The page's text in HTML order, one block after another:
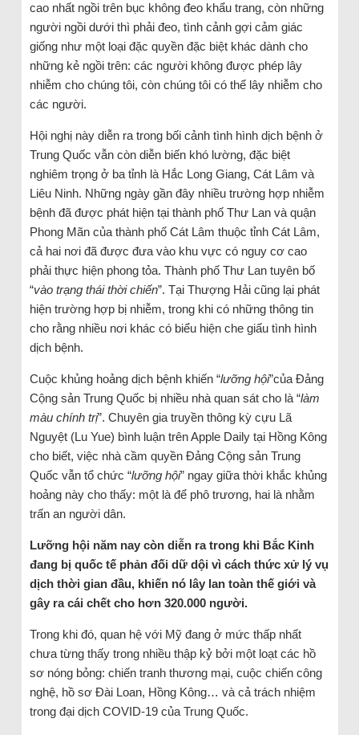
cao nhất ngồi trên bục không đeo khẩu trang, còn những
người ngồi dưới thì phải đeo, tình cảnh gợi cảm giác
giống như một loại đặc quyền đặc biệt khác dành cho
những kẻ ngồi trên: các người không được phép lây
nhiễm cho chúng tôi, còn chúng tôi có thể lây nhiễm cho
các người.
Hội nghị này diễn ra trong bối cảnh tình hình dịch bệnh ở
Trung Quốc vẫn còn diễn biến khó lường, đặc biệt
nghiêm trọng ở ba tỉnh là Hắc Long Giang, Cát Lâm và
Liêu Ninh. Những ngày gần đây nhiều trường hợp nhiễm
bệnh đã được phát hiện tại thành phố Thư Lan và quận
Phong Mãn của thành phố Cát Lâm thuộc tỉnh Cát Lâm,
cả hai nơi đã được đưa vào khu vực có nguy cơ cao
phải thực hiện phong tỏa. Thành phố Thư Lan tuyên bố
“vào trạng thái thời chiến”. Tại Thượng Hải cũng lại phát
hiện trường hợp bị nhiễm, trong khi có những thông tin
cho rằng nhiều nơi khác có biểu hiện che giấu tình hình
dịch bệnh.
Cuộc khủng hoảng dịch bệnh khiến “lưỡng hội”của Đảng
Cộng sản Trung Quốc bị nhiều nhà quan sát cho là “làm
màu chính trị”. Chuyên gia truyền thông kỳ cựu Lã
Nguyệt (Lu Yue) bình luận trên Apple Daily tại Hồng Kông
cho biết, việc nhà cầm quyền Đảng Cộng sản Trung
Quốc vẫn tổ chức “lưỡng hội” ngay giữa thời khắc khủng
hoảng này cho thấy: một là để phô trương, hai là nhằm
trấn an người dân.
Lưỡng hội năm nay còn diễn ra trong khi Bắc Kinh
đang bị quốc tế phản đối dữ dội vì cách thức xử lý vụ
dịch thời gian đầu, khiến nó lây lan toàn thế giới và
gây ra cái chết cho hơn 320.000 người.
Trong khi đó, quan hệ với Mỹ đang ở mức thấp nhất
chưa từng thấy trong nhiều thập kỷ bởi một loạt các hồ
sơ nóng bỏng: chiến tranh thương mại, cuộc chiến công
nghệ, hồ sơ Đài Loan, Hồng Kông… và cả trách nhiệm
trong đại dịch COVID-19 của Trung Quốc.